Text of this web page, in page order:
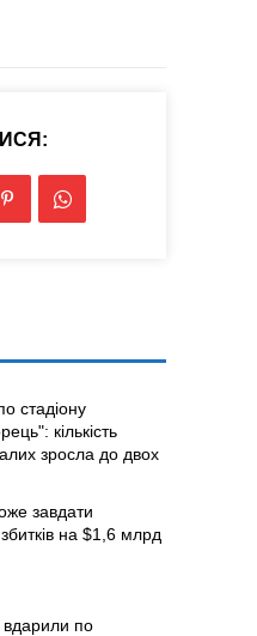
стадіону
кількість
зросла до двох
завдати
на $1,6 млрд
по